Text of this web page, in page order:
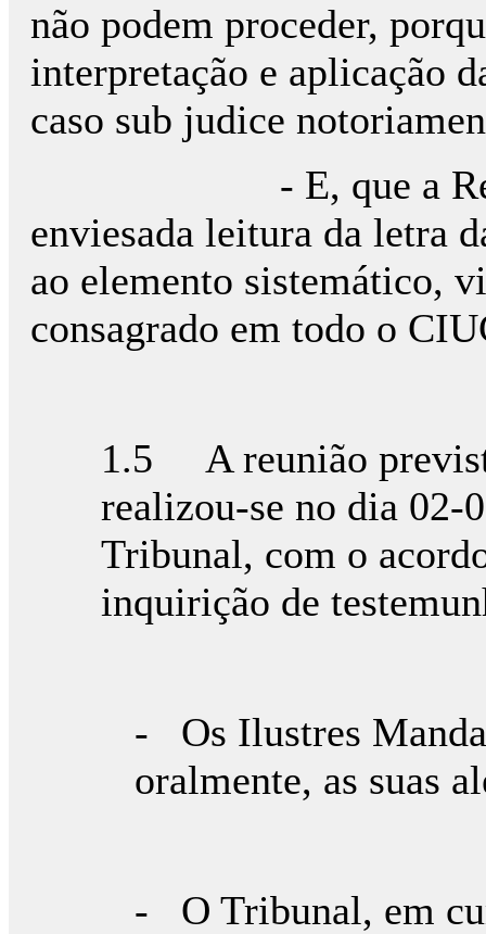
não podem proceder,
interpretação e aplicação
caso sub judice
- E, que a
enviesada leitura da letra
ao elemento sistemático,
consagrado em todo o
1.5 A reunião
realizou-se no dia 02-
Tribunal, com o
inquirição de
- Os Ilustres
oralmente, as suas
- O Tribunal, em